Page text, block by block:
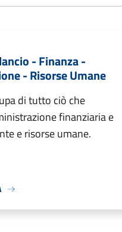
- Finanza -
- Risorse Umane
di tutto ciò che
finanziaria e
e risorse umane.